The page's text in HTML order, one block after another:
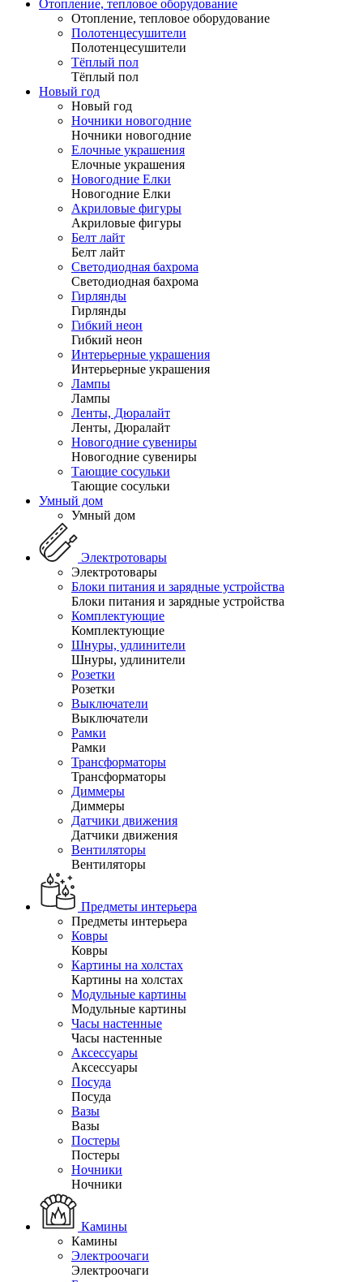
Отопление, тепловое оборудование
Отопление, тепловое оборудование
Полотенцесушители
Полотенцесушители
Тёплый пол
Тёплый пол
Новый год
Новый год
Ночники новогодние
Ночники новогодние
Елочные украшения
Елочные украшения
Новогодние Елки
Новогодние Елки
Акриловые фигуры
Акриловые фигуры
Белт лайт
Белт лайт
Светодиодная бахрома
Светодиодная бахрома
Гирлянды
Гирлянды
Гибкий неон
Гибкий неон
Интерьерные украшения
Интерьерные украшения
Лампы
Лампы
Ленты, Дюралайт
Ленты, Дюралайт
Новогодние сувениры
Новогодние сувениры
Тающие сосульки
Тающие сосульки
Умный дом
Умный дом
Электротовары
Электротовары
Блоки питания и зарядные устройства
Блоки питания и зарядные устройства
Комплектующие
Комплектующие
Шнуры, удлинители
Шнуры, удлинители
Розетки
Розетки
Выключатели
Выключатели
Рамки
Рамки
Трансформаторы
Трансформаторы
Диммеры
Диммеры
Датчики движения
Датчики движения
Вентиляторы
Вентиляторы
Предметы интерьера
Предметы интерьера
Ковры
Ковры
Картины на холстах
Картины на холстах
Модульные картины
Модульные картины
Часы настенные
Часы настенные
Аксессуары
Аксессуары
Посуда
Посуда
Вазы
Вазы
Постеры
Постеры
Ночники
Ночники
Камины
Камины
Электроочаги
Электроочаги